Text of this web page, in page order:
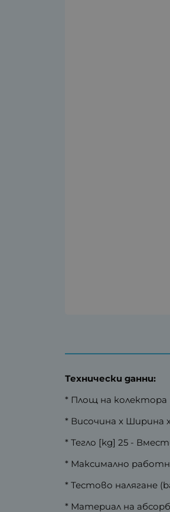
Технически данни:
* Площ на колектора
* Височина x Ширина
* Тегло [kg] 25 -
* Максимално
* Тестово налягане
* Материал на